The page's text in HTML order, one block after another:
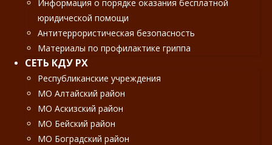
Информация о порядке оказания бесплатной
юридической помощи
Антитеррористическая безопасность
Материалы по профилактике гриппа
СЕТЬ КДУ РХ
Республиканские учреждения
МО Алтайский район
МО Аскизский район
МО Бейский район
МО Боградский район